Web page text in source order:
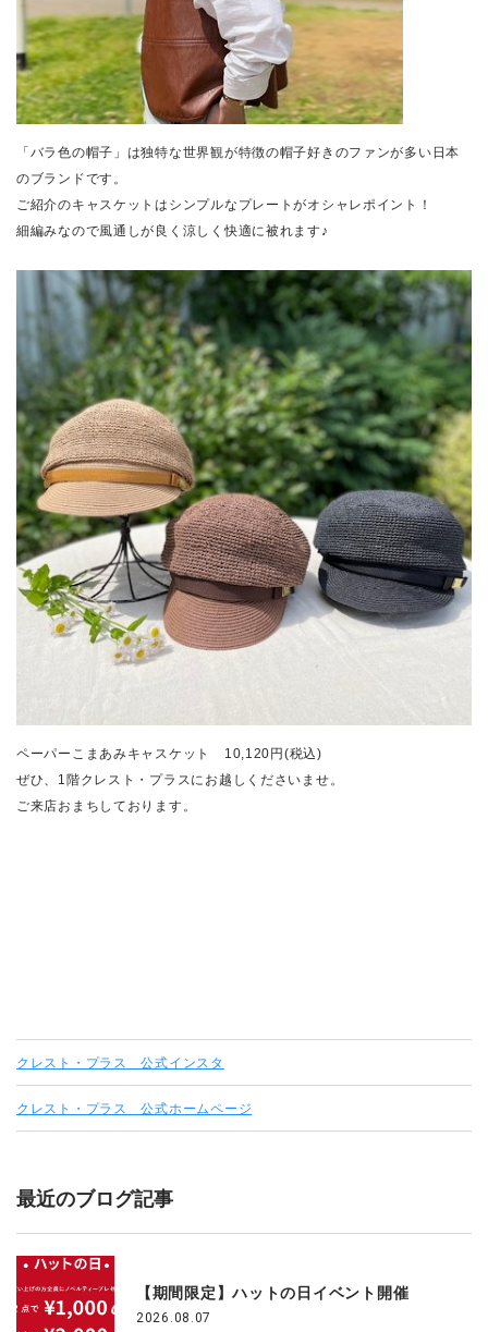
「バラ色の帽子」は独特な世界観が特徴の帽子好きのファンが多い日本
のブランドです。
ご紹介のキャスケットはシンプルなプレートがオシャレポイント！
細編みなので風通しが良く涼しく快適に被れます♪
ペーパーこまあみキャスケット 10,120円(税込)
ぜひ、1階クレスト・プラスにお越しくださいませ。
ご来店おまちしております。
クレスト・プラス 公式インスタ
クレスト・プラス 公式ホームページ
最近のブログ記事
【期間限定】ハットの日イベント開催
2026.08.07